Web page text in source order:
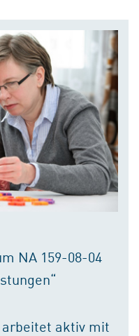
NA 159-08-04
aktiv mit